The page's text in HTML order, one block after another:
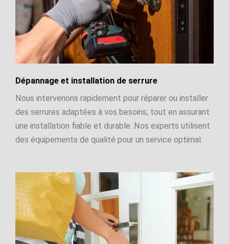
Dépannage et installation de serrure
Nous intervenons rapidement pour réparer ou installer
des serrures adaptées à vos besoins, tout en assurant
une installation fiable et durable. Nos experts utilisent
des équipements de qualité pour un service optimal.